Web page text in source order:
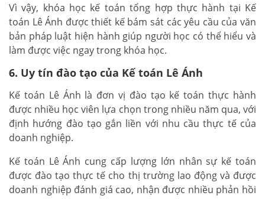
Vì vậy, khóa học kế toán tổng hợp thực hành tại Kế
toán Lê Ánh được thiết kế bám sát các yêu cầu của văn
bản pháp luật hiện hành giúp người học có thể hiểu và
làm được việc ngay trong khóa học.
6. Uy tín đào tạo của Kế toán Lê Ánh
Kế toán Lê Ánh là đơn vị đào tạo kế toán thực hành
được nhiều học viên lựa chọn trong nhiều năm qua, với
định hướng đào tạo gắn liền với nhu cầu thực tế của
doanh nghiệp.
Kế toán Lê Ánh cung cấp lượng lớn nhân sự kế toán
được đào tạo thực tế cho thị trường lao động và được
doanh nghiệp đánh giá cao, nhận được nhiều phản hồi